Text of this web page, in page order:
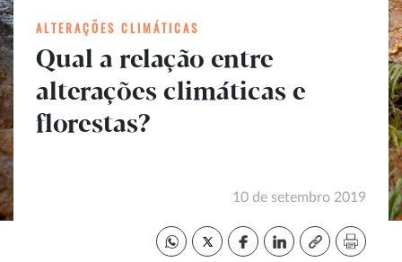
ALTERAÇÕES CLIMÁTICAS
Qual a relação entre
alterações climáticas e
florestas?
10 de setembro 2019